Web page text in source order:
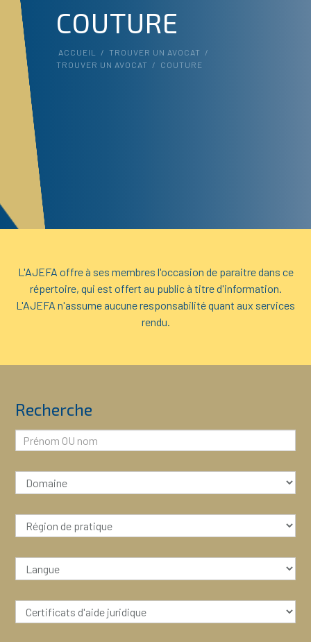
COUTURE
ACCUEIL / TROUVER UN AVOCAT
/
TROUVER UN AVOCAT / COUTURE
L'AJEFA offre à ses membres l'occasion de paraitre dans ce
répertoire, qui est offert au public à titre d'information.
L'AJEFA n'assume aucune responsabilité quant aux services
rendu.
Recherche